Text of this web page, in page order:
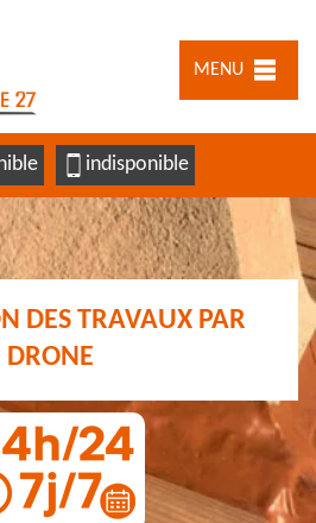
MENU
indisponible
DES TRAVAUX PAR
DRONE